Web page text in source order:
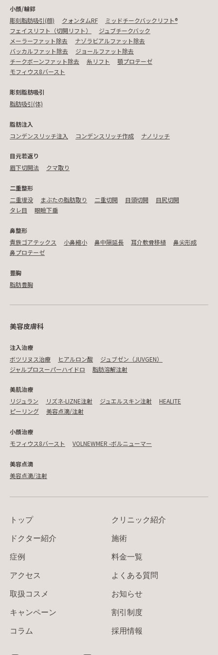
小顔/輪郭
彫刻脂肪吸引(顔)
クォンタムRF
ミッドチークバックリフト®︎
フェイスリフト（切開リフト）
ジュブチークバック
メーラーファット除去
ナゾラビアルファット除去
バッカルファット除去
ジョールファット除去
チークボーンファット除去
糸リフト
顎プロテーゼ
モフィウス8バースト
彫刻脂肪吸引
脂肪吸引(体)
脂肪注入
コンデンスリッチ注入
コンデンスリッチ作成 ナノリッチ
目元若返り
眉下切開法
クマ取り
二重整形
二重埋没
まぶたの脂肪取り 二重切開 目頭切開
目尻切開
タレ目
眼瞼下垂
鼻整形
貴族ゴアテックス
小鼻縮小 鼻中隔延長 耳介軟骨移植
鼻尖形成
鼻プロテーゼ
豊胸
脂肪豊胸
美容皮膚科
注入治療
ボツリヌス治療
ヒアルロン酸
ジュブゼン（JUVGEN）
ジャルプロスーパーハイドロ
脂肪溶解注射
美肌治療
リジュラン
リズネ-LIZNE注射 ジュエルスキン注射
HEALITE
ピーリング
美容点滴/注射
小顔治療
モフィウス8バースト
VOLNEWMER -ボルニューマー
美容点滴
美容点滴/注射
トップ
クリニック紹介
ドクター紹介
施術
症例
料金一覧
アクセス
よくある質問
取扱コスメ
お知らせ
キャンペーン
割引制度
コラム
採用情報